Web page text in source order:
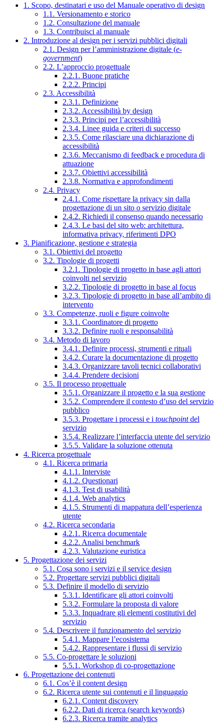
1. Scopo, destinatari e uso del Manuale operativo di design
1.1. Versionamento e storico
1.2. Consultazione del manuale
1.3. Contribuisci al manuale
2. Introduzione al design per i servizi pubblici digitali
2.1. Design per l’amministrazione digitale (e-
government)
2.2. L’approccio progettuale
2.2.1. Buone pratiche
2.2.2. Principi
2.3. Accessibilità
2.3.1. Definizione
2.3.2. Accessibilità by design
2.3.3. Principi per l’accessibilità
2.3.4. Linee guida e criteri di successo
2.3.5. Come rilasciare una dichiarazione di
accessibilità
2.3.6. Meccanismo di feedback e procedura di
attuazione
2.3.7. Obiettivi accessibilità
2.3.8. Normativa e approfondimenti
2.4. Privacy
2.4.1. Come rispettare la privacy sin dalla
progettazione di un sito o servizio digitale
2.4.2. Richiedi il consenso quando necessario
2.4.3. Le basi del sito web: architettura,
informativa privacy, riferimenti DPO
3. Pianificazione, gestione e strategia
3.1. Obiettivi del progetto
3.2. Tipologie di progetti
3.2.1. Tipologie di progetto in base agli attori
coinvolti nel servizio
3.2.2. Tipologie di progetto in base al focus
3.2.3. Tipologie di progetto in base all’ambito di
intervento
3.3. Competenze, ruoli e figure coinvolte
3.3.1. Coordinatore di progetto
3.3.2. Definire ruoli e responsabilità
3.4. Metodo di lavoro
3.4.1. Definire processi, strumenti e rituali
3.4.2. Curare la documentazione di progetto
3.4.3. Organizzare tavoli tecnici collaborativi
3.4.4. Prendere decisioni
3.5. Il processo progettuale
3.5.1. Organizzare il progetto e la sua gestione
3.5.2. Comprendere il contesto d’uso del servizio
pubblico
3.5.3. Progettare i processi e i touchpointdel
servizio
3.5.4. Realizzare l’interfaccia utente del servizio
3.5.5. Validare la soluzione ottenuta
4. Ricerca progettuale
4.1. Ricerca primaria
4.1.1. Interviste
4.1.2. Questionari
4.1.3. Test di usabilità
4.1.4. Web analytics
4.1.5. Strumenti di mappatura dell’esperienza
utente
4.2. Ricerca secondaria
4.2.1. Ricerca documentale
4.2.2. Analisi benchmark
4.2.3. Valutazione euristica
5. Progettazione dei servizi
5.1. Cosa sono i servizi e il service design
5.2. Progettare servizi pubblici digitali
5.3. Definire il modello di servizio
5.3.1. Identificare gli attori coinvolti
5.3.2. Formulare la proposta di valore
5.3.3. Inquadrare gli elementi costitutivi del
servizio
5.4. Descrivere il funzionamento del servizio
5.4.1. Mappare l’ecosistema
5.4.2. Rappresentare i flussi di servizio
5.5. Co-progettare le soluzioni
5.5.1. Workshop di co-progettazione
6. Progettazione dei contenuti
6.1. Cos’è il content design
6.2. Ricerca utente sui contenuti e il linguaggio
6.2.1. Content discovery
6.2.2. Dati di ricerca (search keywords)
6.2.3. Ricerca tramite analytics